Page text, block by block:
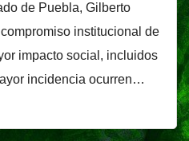
de Puebla, Gilberto
institucional de
impacto social, incluidos
incidencia ocurren…